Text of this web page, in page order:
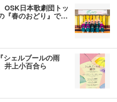
OSK日本歌劇団トッ
『春のおどり』で…
シェルブールの雨
井上小百合ら